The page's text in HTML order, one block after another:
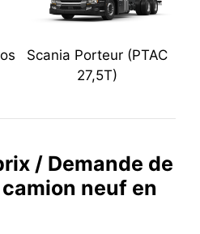
Scania Porteur (PTAC
27,5T)
/ Demande de
neuf en